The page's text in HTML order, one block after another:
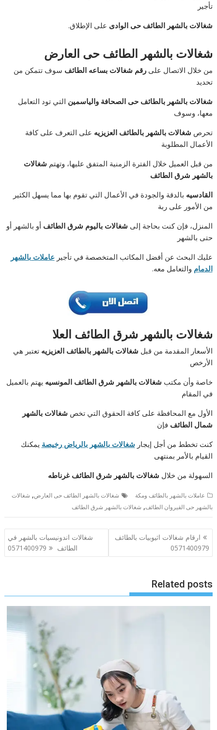
تأجير
شغالاتبالشهر الطائف حى الوادى على الإطلاق.
شغالات بالشهر الطائف حى العارض
من خلال الاتصال علىرقم شغالات بساعه الطائف سوف تتمكن من
تحديد
شغالات بالشهر بالطائف حى الصحافة والياسمين التي تود التعامل
معها، وسوف
تحرص شغالات بالشهر بالطائف العزيزيه على التعرف على كافة
الأعمال المطلوبة
من قبل العميل خلال الفترة الزمنية المتفق عليها، وتهتم شغالات
بالشهر شرق الطائف
القادسيه بالدقة والجودة في الأعمال التي تقوم بها مما يسهل الكثير
من الأمور على ربة
المنزل، فإن كنت بحاجة إلى شغالات باليوم شرق الطائفأو بالشهر أو
حتى بالشهر
عليك البحث عن أفضل المكاتب المتخصصة في تأجير عاملات بالشهر
الدمام والتعامل معه.
شغالات بالشهر شرق الطائف العلا
الأسعار المقدمة من قبل شغالات بالشهر بالطائف العزيزيهتعتبر هي
الأرخص
خاصة وأن مكتب شغالات بالشهر شرق الطائف المونسيه يهتم بالعميل
في المقام
الأول مع المحافظة على كافة الحقوق التي تخص شغالات بالشهر
شمال الطائف فإن
كنت تخطط من أجل إيجار شغالات بالشهر بالرياض رخيصة يمكنك
القيام بالأمر بمنتهى
السهولة من خلال شغالات بالشهر شرق الطائف غرناطه
عاملات بالشهر بالطائف ومكة شغالات بالشهر الطائف حى العارض, شغالات
بالشهر حى القيروان الطائف, شغالات بالشهر شرق الطائف
تصفّح
المقالات
ارقام شغالات اثيوبيات بالطائف
0571400979
شغالات اندونيسيات بالشهر في
الطائف 0571400979
Related posts